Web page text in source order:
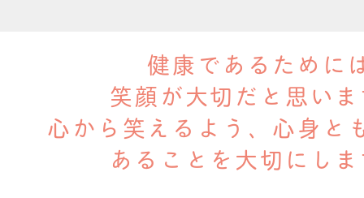
健康であるために
笑顔が大切だと思い
心から笑えるよう、心身と
あることを大切にし